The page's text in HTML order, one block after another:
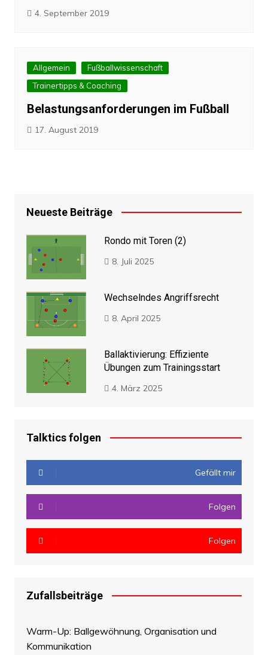
4. September 2019
Allgemein
Fußballwissenschaft
Trainertipps & Coaching
Belastungsanforderungen im Fußball
17. August 2019
Neueste Beiträge
Rondo mit Toren (2)
8. Juli 2025
Wechselndes Angriffsrecht
8. April 2025
Ballaktivierung: Effiziente
Übungen zum Trainingsstart
4. März 2025
Talktics folgen
Gefällt mir
Folgen
Folgen
Zufallsbeiträge
Warm-Up: Ballgewöhnung, Organisation und
Kommunikation